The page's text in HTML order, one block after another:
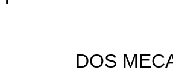
DOS